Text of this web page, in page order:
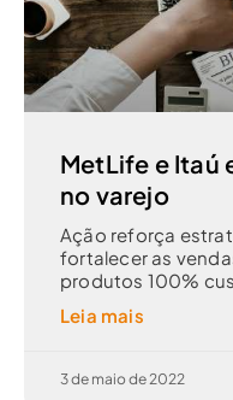
MetLife e Itaú
no varejo
Ação reforça
fortalecer as
produtos 100%
Leia mais
3 de maio de 2022